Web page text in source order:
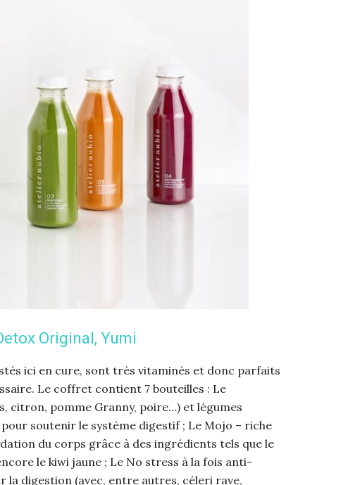
Original, Yumi
ici en cure, sont très vitaminés et donc parfaits
Le coffret contient 7 bouteilles : Le
citron, pomme Granny, poire…) et légumes
soutenir le système digestif ; Le Mojo – riche
du corps grâce à des ingrédients tels que le
le kiwi jaune ; Le No stress à la fois anti-
la digestion (avec, entre autres, céleri rave,